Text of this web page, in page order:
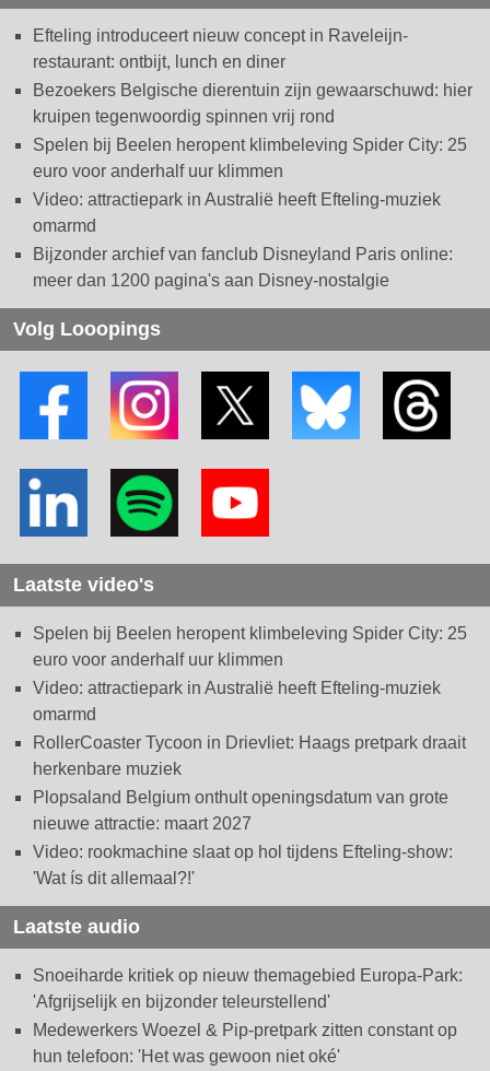
Efteling introduceert nieuw concept in Raveleijn-
restaurant: ontbijt, lunch en diner
Bezoekers Belgische dierentuin zijn gewaarschuwd: hier
kruipen tegenwoordig spinnen vrij rond
Spelen bij Beelen heropent klimbeleving Spider City: 25
euro voor anderhalf uur klimmen
Video: attractiepark in Australië heeft Efteling-muziek
omarmd
Bijzonder archief van fanclub Disneyland Paris online:
meer dan 1200 pagina's aan Disney-nostalgie
Volg Looopings
Laatste video's
Spelen bij Beelen heropent klimbeleving Spider City: 25
euro voor anderhalf uur klimmen
Video: attractiepark in Australië heeft Efteling-muziek
omarmd
RollerCoaster Tycoon in Drievliet: Haags pretpark draait
herkenbare muziek
Plopsaland Belgium onthult openingsdatum van grote
nieuwe attractie: maart 2027
Video: rookmachine slaat op hol tijdens Efteling-show:
'Wat ís dit allemaal?!'
Laatste audio
Snoeiharde kritiek op nieuw themagebied Europa-Park:
'Afgrijselijk en bijzonder teleurstellend'
Medewerkers Woezel & Pip-pretpark zitten constant op
hun telefoon: 'Het was gewoon niet oké'